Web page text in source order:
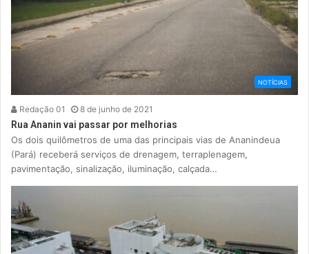
NOTÍCIAS
Redação 01 8 de junho de 2021
Rua Ananin vai passar por melhorias
Os dois quilômetros de uma das principais vias de Ananindeua
(Pará) receberá serviços de drenagem, terraplenagem,
pavimentação, sinalização, iluminação, calçada…